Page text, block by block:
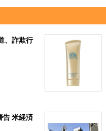
、詐欺行
告 米経済